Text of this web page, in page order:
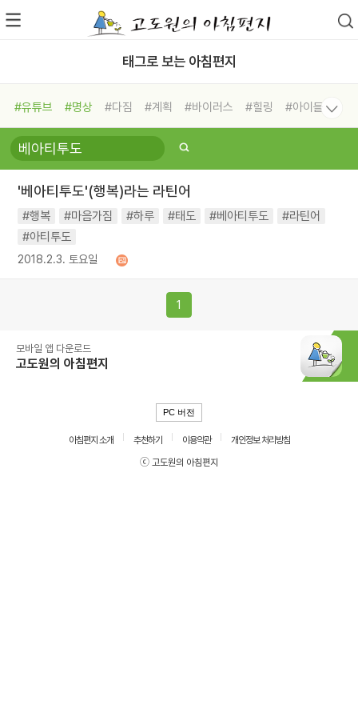
태그로 보는 아침편지
#유튜브 #명상 #다짐 #계획 #바이러스 #힐링
#아이들
#비전캠프
#독서캠프 #삶
#희망
#나눔 #친구 #링컨학교
#독서
#건강 #면역력
'베아티투도'(행복)라는 라틴어
#행복 #마음가짐 #하루 #태도 #베아티투도
#라틴어
#아티투도
2018.2.3. 토요일
1
모바일 앱 다운로드
고도원의 아침편지
PC 버전
아침편지 소개 추천하기 이용약관
개인정보 처리방침
ⓒ 고도원의 아침편지